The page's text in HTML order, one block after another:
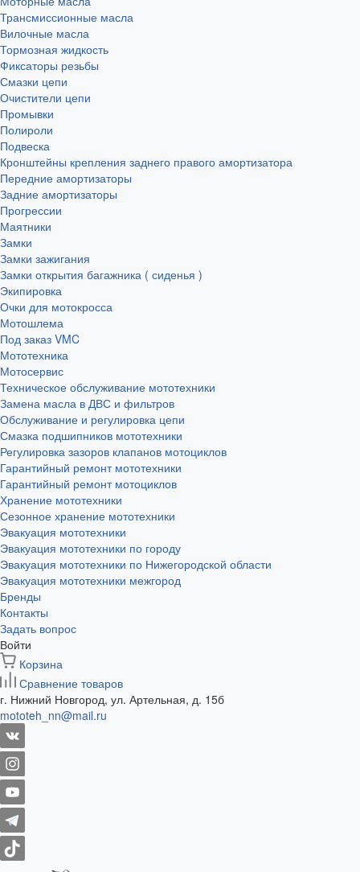
Трансмиссионные масла
Вилочные масла
Тормозная жидкость
Фиксаторы резьбы
Смазки цепи
Очистители цепи
Промывки
Полироли
Подвеска
Кронштейны крепления заднего правого амортизатора
Передние амортизаторы
Задние амортизаторы
Прогрессии
Маятники
Замки
Замки зажигания
Замки открытия багажника ( сиденья )
Экипировка
Очки для мотокросса
Мотошлема
Под заказ VMC
Мототехника
Мотосервис
Техническое обслуживание мототехники
Замена масла в ДВС и фильтров
Обслуживание и регулировка цепи
Смазка подшипников мототехники
Регулировка зазоров клапанов мотоциклов
Гарантийный ремонт мототехники
Гарантийный ремонт мотоциклов
Хранение мототехники
Сезонное хранение мототехники
Эвакуация мототехники
Эвакуация мототехники по городу
Эвакуация мототехники по Нижегородской области
Эвакуация мототехники межгород
Бренды
Контакты
Задать вопрос
Войти
Корзина
Сравнение товаров
г. Нижний Новгород, ул. Артельная, д. 15б
mototeh_nn@mail.ru